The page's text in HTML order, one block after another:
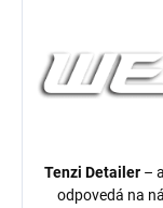
Tenzi Detailer–
odpovedá na